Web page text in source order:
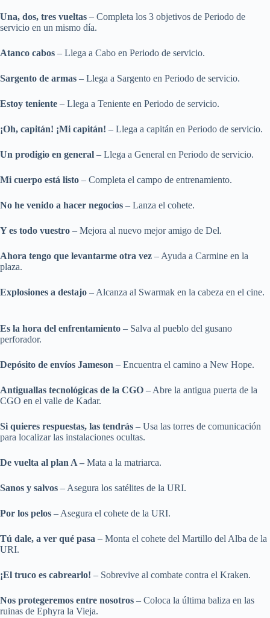
Una, dos, tres vueltas – Completa los 3 objetivos de Periodo de
servicio en un mismo día.
Atanco cabos – Llega a Cabo en Periodo de servicio.
Sargento de armas – Llega a Sargento en Periodo de servicio.
Estoy teniente – Llega a Teniente en Periodo de servicio.
¡Oh, capitán! ¡Mi capitán! – Llega a capitán en Periodo de servicio.
Un prodigio en general – Llega a General en Periodo de servicio.
Mi cuerpo está listo – Completa el campo de entrenamiento.
No he venido a hacer negocios – Lanza el cohete.
Y es todo vuestro – Mejora al nuevo mejor amigo de Del.
Ahora tengo que levantarme otra vez – Ayuda a Carmine en la
plaza.
Explosiones a destajo – Alcanza al Swarmak en la cabeza en el cine.
Es la hora del enfrentamiento – Salva al pueblo del gusano
perforador.
Depósito de envíos Jameson – Encuentra el camino a New Hope.
Antiguallas tecnológicas de la CGO – Abre la antigua puerta de la
CGO en el valle de Kadar.
Si quieres respuestas, las tendrás – Usa las torres de comunicación
para localizar las instalaciones ocultas.
De vuelta al plan A – Mata a la matriarca.
Sanos y salvos – Asegura los satélites de la URI.
Por los pelos – Asegura el cohete de la URI.
Tú dale, a ver qué pasa – Monta el cohete del Martillo del Alba de la
URI.
¡El truco es cabrearlo! – Sobrevive al combate contra el Kraken.
Nos protegeremos entre nosotros – Coloca la última baliza en las
ruinas de Ephyra la Vieja.